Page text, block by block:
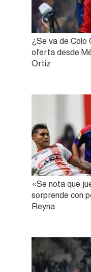
¿Se va de Colo
oferta desde
Ortiz
«Se nota que
sorprende con
Reyna